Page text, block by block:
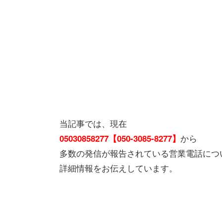
当記事では、現在
05030858277【050-3085-8277】 から
多数の発信が報告されている営業電話に
詳細情報をお伝えしています。